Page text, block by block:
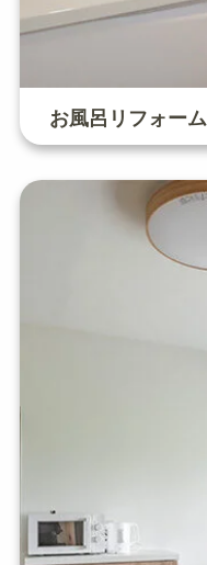
お風呂リフォーム